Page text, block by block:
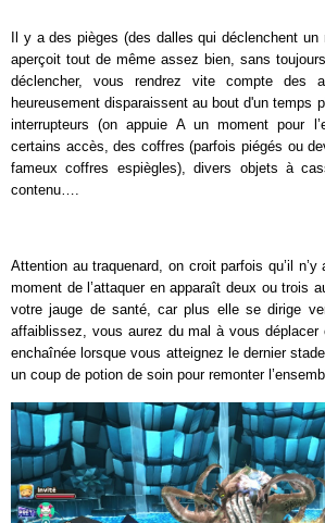
Il y a des pièges (des dalles qui déclenchent
aperçoit tout de même assez bien, sans
déclencher, vous rendrez vite compte des
heureusement disparaissent au bout d'un temps
interrupteurs (on appuie A un moment pour
certains accès, des coffres (parfois piégés ou
fameux coffres espiègles), divers objets à
contenu….
Attention au traquenard, on croit parfois qu’il n’y
moment de l’attaquer en apparaît deux ou trois
votre jauge de santé, car plus elle se dirige
affaiblissez, vous aurez du mal à vous déplacer
enchaînée lorsque vous atteignez le dernier
un coup de potion de soin pour remonter